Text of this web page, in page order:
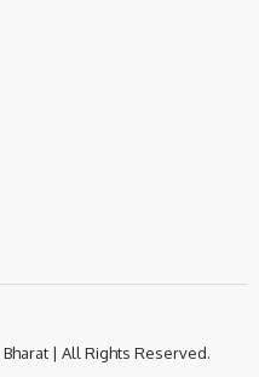
Bharat | All Rights Reserved.